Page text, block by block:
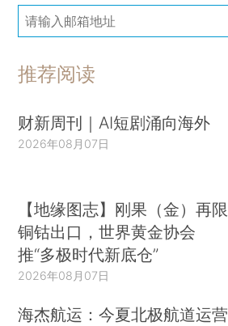
推荐阅读
财新周刊｜AI短剧涌向海外
2026年08月07日
【地缘图志】刚果（金）再限
铜钴出口，世界黄金协会
推“多极时代新底仓”
2026年08月07日
海杰航运：今夏北极航道运营